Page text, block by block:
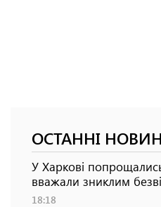
ОСТАННІ
У Харкові
вважали зниклим
18:18